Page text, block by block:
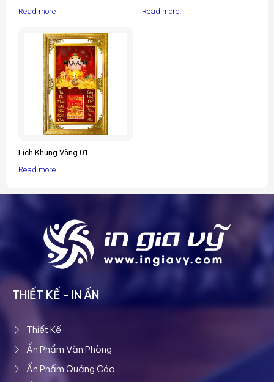
Read more
Read more
Lịch Khung Vàng 01
Read more
THIẾT KẾ - IN ẤN
Thiết Kế
Ấn Phẩm Văn Phòng
Ấn Phẩm Quảng Cáo